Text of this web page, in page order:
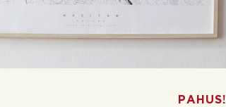
PAHUS!